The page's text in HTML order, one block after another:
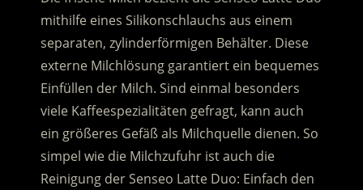
mithilfe eines Silikonschlauchs aus einem
separaten, zylinderförmigen Behälter. Diese
externe Milchlösung garantiert ein bequemes
Einfüllen der Milch. Sind einmal besonders
viele Kaffeespezialitäten gefragt, kann auch
ein größeres Gefäß als Milchquelle dienen. So
simpel wie die Milchzufuhr ist auch die
Reinigung der Senseo Latte Duo: Einfach den